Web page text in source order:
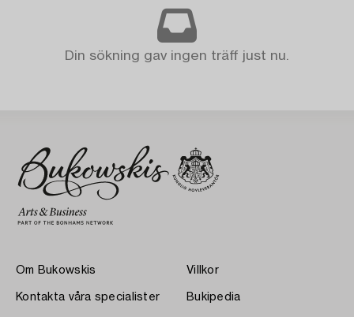
Din sökning gav ingen träff just nu.
Om Bukowskis
Kontakta våra specialister
Villkor
Bukipedia